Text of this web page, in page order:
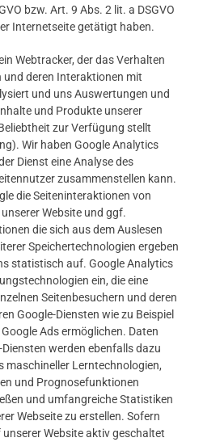
bzw. Art. 9 Abs. 2 lit. a DSGVO
Internetseite getätigt haben.
Webtracker, der das Verhalten
und deren Interaktionen mit
und uns Auswertungen und
und Produkte unserer
zur Verfügung stellt
Wir haben Google Analytics
Dienst eine Analyse des
zusammenstellen kann.
die Seiteninteraktionen von
Website und ggf.
die sich aus dem Auslesen
Speichertechnologien ergeben
statistisch auf. Google Analytics
ein, die eine
Seitenbesuchern und deren
Google-Diensten wie zu Beispiel
Ads ermöglichen. Daten
werden ebenfalls dazu
maschineller Lerntechnologien,
und Prognosefunktionen
und umfangreiche Statistiken
Webseite zu erstellen. Sofern
Website aktiv geschaltet